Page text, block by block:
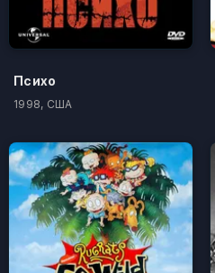
Психо
1998, США